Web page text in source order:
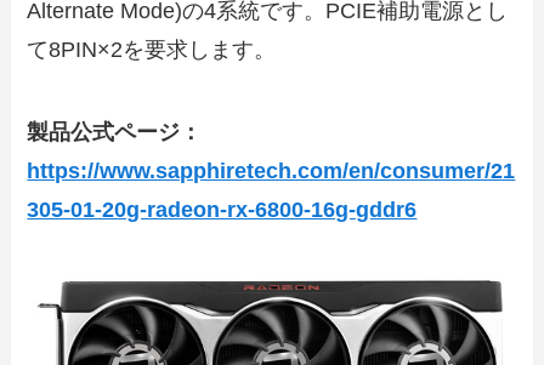
Alternate Mode)の4系統です。PCIE補助電源とし
て8PIN×2を要求します。
製品公式ページ：
https://www.sapphiretech.com/en/consumer/21
305-01-20g-radeon-rx-6800-16g-gddr6